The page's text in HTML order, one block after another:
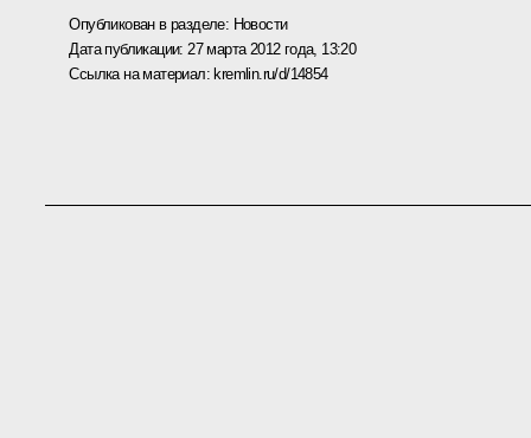
Опубликован в разделе: Новости
Дата публикации: 27 марта 2012 года, 13:20
Ссылка на материал: kremlin.ru/d/14854